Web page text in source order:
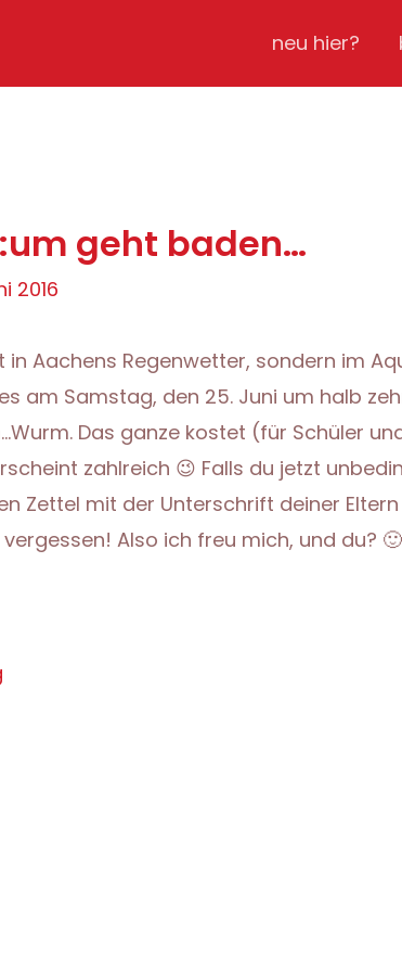
neu hier?
geht baden…
2016
in Aachens Regenwetter, sondern im
am Samstag, den 25. Juni um halb
Das ganze kostet (für Schüler
zahlreich 😉 Falls du jetzt
Zettel mit der Unterschrift deiner
Also ich freu mich, und du? 🙂